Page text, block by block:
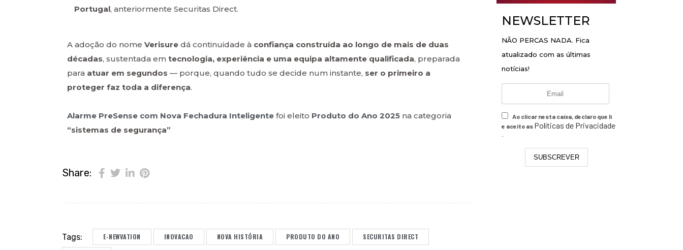
Portugal, anteriormente Securitas Direct.
A adoção do nome Verisure dá continuidade à confiança construída ao longo de mais de duas
décadas, sustentada em tecnologia, experiência e uma equipa altamente qualificada, preparada
para atuar em segundos — porque, quando tudo se decide num instante, ser o primeiro a
proteger faz toda a diferença.
Alarme PreSense com Nova Fechadura Inteligente foi eleito Produto do Ano 2025 na categoria
“sistemas de segurança”
Share:
Tags: E-NEWVATION INOVACAO NOVA HISTÓRIA PRODUTO DO ANO SECURITAS DIRECT
NEWSLETTER
NÃO PERCAS NADA. Fica
atualizado com as últimas
notícias!
Ao clicar nesta caixa, declaro que li
e aceito as Políticas de Privacidade
.
SUBSCREVER